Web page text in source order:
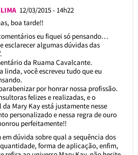
12/03/2015 - 14h22
boa tarde!!
eu fiquei só pensando…
esclarecer algumas dúvidas das
da Ruama Cavalcante.
linda, você escreveu tudo que eu
por honrar nossa profissão.
felizes e realizadas, e o
Mary Kay está justamente nesse
personalizado e nessa regra de ouro
perfeitamente!!
em dúvida sobre qual a sequência dos
forma de aplicação, enfim,